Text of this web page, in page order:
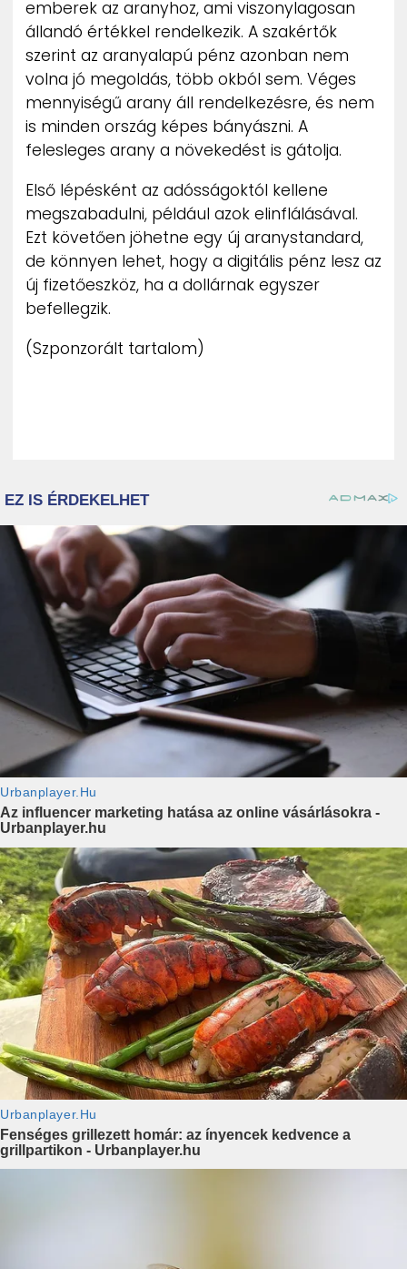
emberek az aranyhoz, ami viszonylagosan
állandó értékkel rendelkezik. A szakértők
szerint az aranyalapú pénz azonban nem
volna jó megoldás, több okból sem. Véges
mennyiségű arany áll rendelkezésre, és nem
is minden ország képes bányászni. A
felesleges arany a növekedést is gátolja.
Első lépésként az adósságoktól kellene
megszabadulni, például azok elinflálásával.
Ezt követően jöhetne egy új aranystandard,
de könnyen lehet, hogy a digitális pénz lesz az
új fizetőeszköz, ha a dollárnak egyszer
befellegzik.
(Szponzorált tartalom)